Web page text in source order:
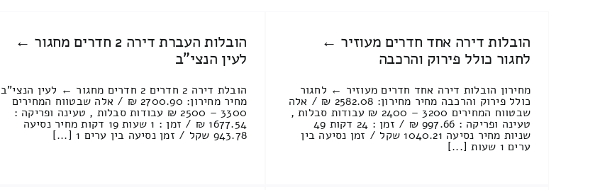
הובלות דירה אחד חדרים מעוזיר ←
לחגור כולל פירוק והרכבה
מחירון הובלות דירה אחד חדרים מעוזיר ← לחגור
כולל פירוק והרכבה מחיר מחירון: 2582.08 ₪ / אלה
שבטווח המחירים 3200 – 2400 ₪ עבודות סבלות ,
טעינה ופריקה : 997.66 ₪ / זמן : 24 דקות 49
שניות מחיר נסיעה 1040.21 שקל / זמן נסיעה בין
ערים 1 שעות [...]
הובלות העברת דירה 2 חדרים מחגור ←
לעין הנצי"ב
הובלת דירה 2 חדרים 2 חדרים מחגור ← לעין הנצי"ב
מחיר מחירון: 2700.90 ₪ / אלה שבטווח המחירים
3300 – 2500 ₪ עבודות סבלות , טעינה ופריקה :
1677.54 ₪ / זמן : 1 שעות 19 דקות מחיר נסיעה
943.78 שקל / זמן נסיעה בין ערים 1 [...]